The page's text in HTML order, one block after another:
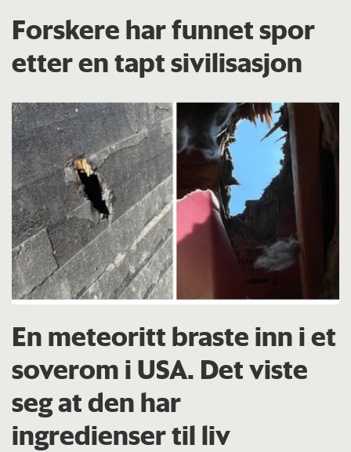
Forskere har funnet spor
etter en tapt sivilisasjon
En meteoritt braste inn i et
soverom i USA. Det viste
seg at den har
ingredienser til liv